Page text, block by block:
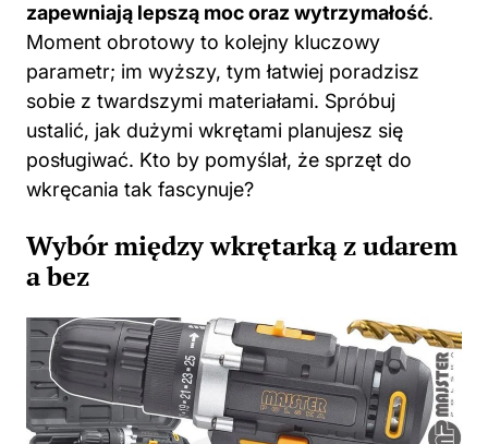
zapewniają lepszą moc oraz wytrzymałość.
Moment obrotowy to kolejny kluczowy
parametr; im wyższy, tym łatwiej poradzisz
sobie z twardszymi materiałami. Spróbuj
ustalić, jak dużymi wkrętami planujesz się
posługiwać. Kto by pomyślał, że sprzęt do
wkręcania tak fascynuje?
Wybór między wkrętarką z udarem
a bez